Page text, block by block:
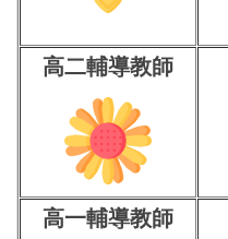
高二輔導教師
高一輔導教師